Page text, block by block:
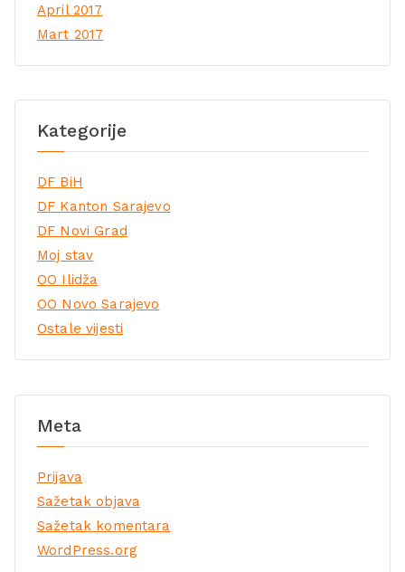
April 2017
Mart 2017
Kategorije
DF BiH
DF Kanton Sarajevo
DF Novi Grad
Moj stav
OO Ilidža
OO Novo Sarajevo
Ostale vijesti
Meta
Prijava
Sažetak objava
Sažetak komentara
WordPress.org